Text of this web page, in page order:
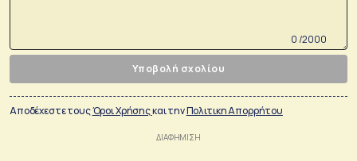
0 /2000
Υποβολή σχολίου
Αποδέχεστε τουςΌροι Χρήσηςκαι τηνΠολιτικη Απορρήτου